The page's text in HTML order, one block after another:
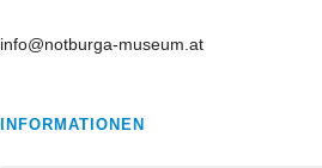
info@notburga-museum.at
INFORMATIONEN